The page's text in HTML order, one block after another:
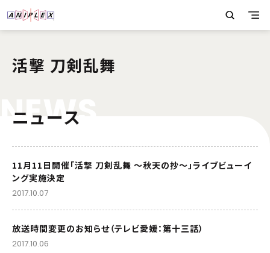
活撃 刀剣乱舞
NEWS
ニュース
11月11日開催「活撃 刀剣乱舞 ～秋天の抄～」ライブビューイ
ング実施決定
2017.10.07
放送時間変更のお知らせ（テレビ愛媛：第十三話）
2017.10.06